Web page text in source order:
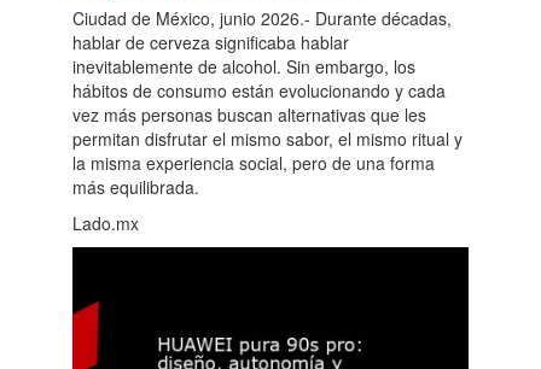
Ciudad de México, junio 2026.- Durante décadas,
hablar de cerveza significaba hablar
inevitablemente de alcohol. Sin embargo, los
hábitos de consumo están evolucionando y cada
vez más personas buscan alternativas que les
permitan disfrutar el mismo sabor, el mismo ritual y
la misma experiencia social, pero de una forma
más equilibrada.
Lado.mx